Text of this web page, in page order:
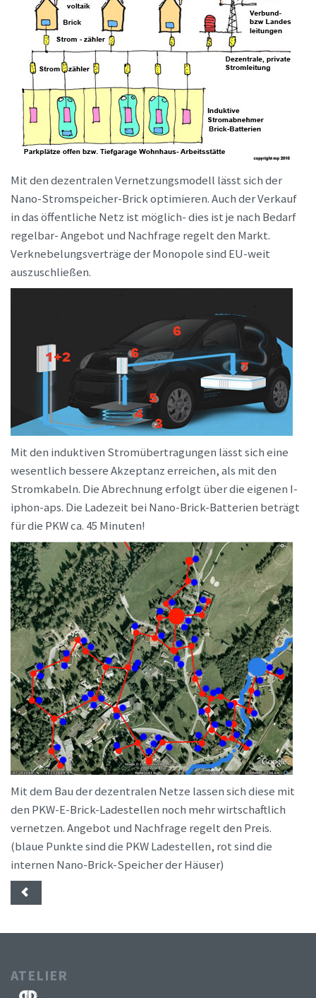
Mit den dezentralen Vernetzungsmodell lässt sich der
Nano-Stromspeicher-Brick optimieren. Auch der Verkauf
in das öffentliche Netz ist möglich- dies ist je nach Bedarf
regelbar- Angebot und Nachfrage regelt den Markt.
Verknebelungsverträge der Monopole sind EU-weit
auszuschließen.
Mit den induktiven Stromübertragungen lässt sich eine
wesentlich bessere Akzeptanz erreichen, als mit den
Stromkabeln. Die Abrechnung erfolgt über die eigenen I-
iphon-aps. Die Ladezeit bei Nano-Brick-Batterien beträgt
für die PKW ca. 45 Minuten!
Mit dem Bau der dezentralen Netze lassen sich diese mit
den PKW-E-Brick-Ladestellen noch mehr wirtschaftlich
vernetzen. Angebot und Nachfrage regelt den Preis.
(blaue Punkte sind die PKW Ladestellen, rot sind die
internen Nano-Brick-Speicher der Häuser)
ATELIER